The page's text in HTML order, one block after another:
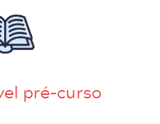
pré-curso